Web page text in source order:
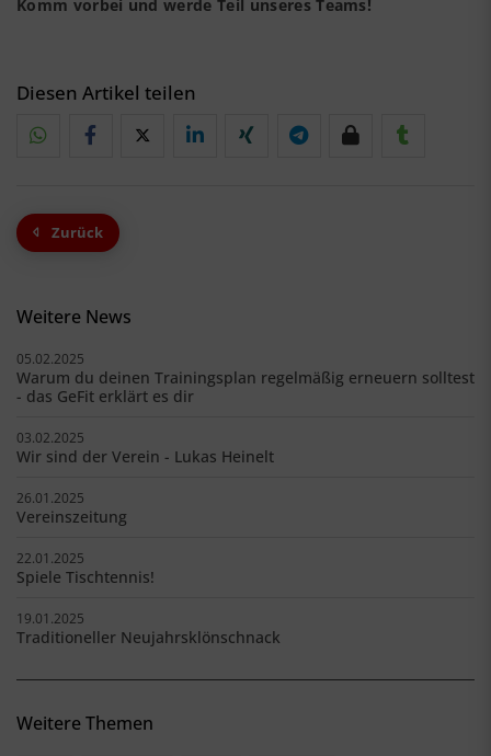
Komm vorbei und werde Teil unseres Teams!
Diesen Artikel teilen
Zurück
Weitere News
05.02.2025
Warum du deinen Trainingsplan regelmäßig erneuern solltest
- das GeFit erklärt es dir
03.02.2025
Wir sind der Verein - Lukas Heinelt
26.01.2025
Vereinszeitung
22.01.2025
Spiele Tischtennis!
19.01.2025
Traditioneller Neujahrsklönschnack
Weitere Themen